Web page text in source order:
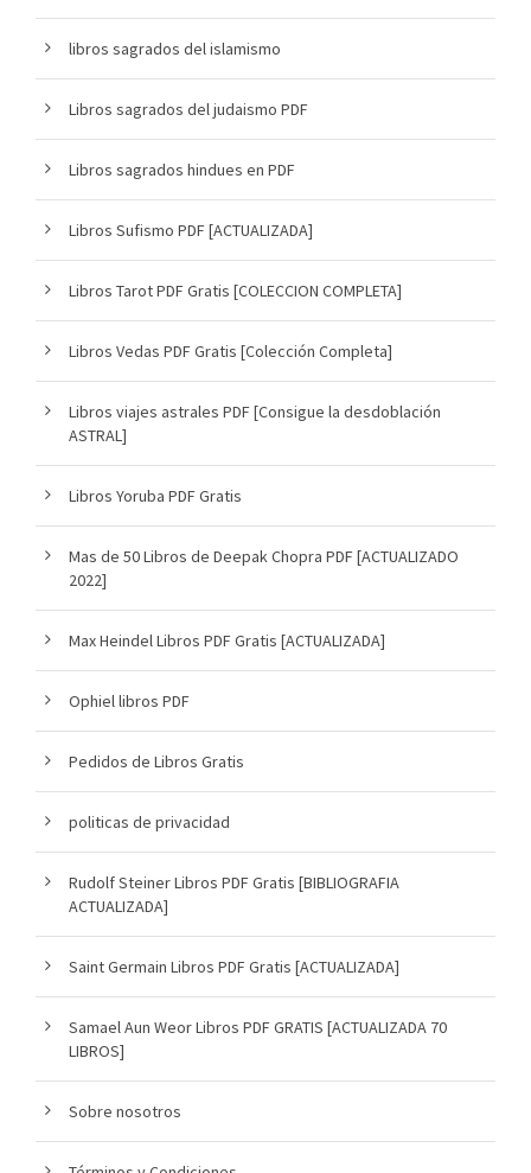
libros sagrados del islamismo
Libros sagrados del judaismo PDF
Libros sagrados hindues en PDF
Libros Sufismo PDF [ACTUALIZADA]
Libros Tarot PDF Gratis [COLECCION COMPLETA]
Libros Vedas PDF Gratis [Colección Completa]
Libros viajes astrales PDF [Consigue la desdoblación
ASTRAL]
Libros Yoruba PDF Gratis
Mas de 50 Libros de Deepak Chopra PDF [ACTUALIZADO
2022]
Max Heindel Libros PDF Gratis [ACTUALIZADA]
Ophiel libros PDF
Pedidos de Libros Gratis
politicas de privacidad
Rudolf Steiner Libros PDF Gratis [BIBLIOGRAFIA
ACTUALIZADA]
Saint Germain Libros PDF Gratis [ACTUALIZADA]
Samael Aun Weor Libros PDF GRATIS [ACTUALIZADA 70
LIBROS]
Sobre nosotros